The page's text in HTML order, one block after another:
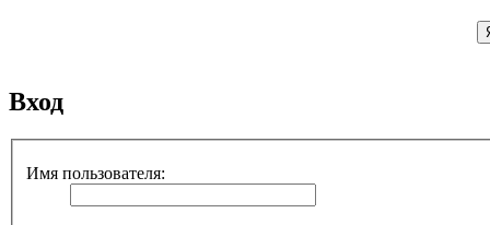
Вход
Имя пользователя: